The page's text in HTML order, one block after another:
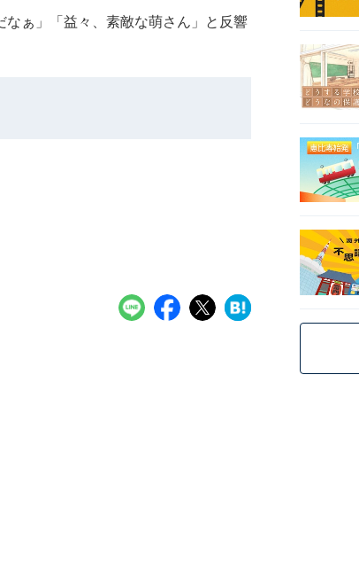
ぁ」「益々、素敵な萌さん」と反響